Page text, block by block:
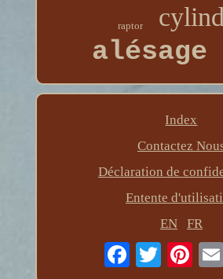
raptor
alésage
Index
Contactez
Déclaration de
Entente
EN
FR